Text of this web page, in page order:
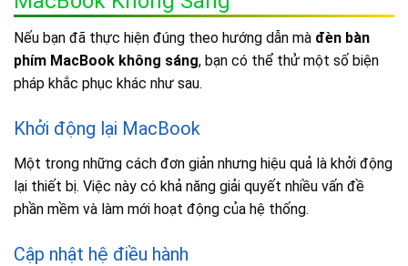
Nếu bạn đã thực hiện đúng theo hướng dẫn mà đèn bàn
phím MacBook không sáng, bạn có thể thử một số biện
pháp khắc phục khác như sau.
Khởi động lại MacBook
Một trong những cách đơn giản nhưng hiệu quả là khởi động
lại thiết bị. Việc này có khả năng giải quyết nhiều vấn đề
phần mềm và làm mới hoạt động của hệ thống.
Cập nhật hệ điều hành